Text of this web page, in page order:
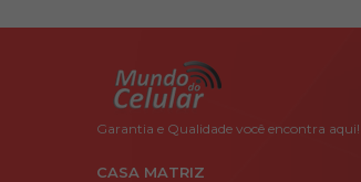
Garantia e Qualidade você encontra aqui!
CASA MATRIZ